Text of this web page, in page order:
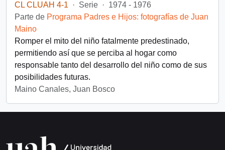
CL CLUAH 4-1
· Serie · 1974 - 1976
Parte de Programa Padres e Hijos: fotografías de Juan
Maino
Romper el mito del niño fatalmente predestinado,
permitiendo así que se perciba al hogar como
responsable tanto del desarrollo del niño como de sus
posibilidades futuras.
Maino Canales, Juan Bosco